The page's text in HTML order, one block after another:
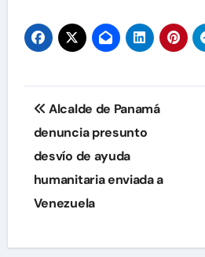
Navegación
de
entradas
Alcalde de Panamá
denuncia presunto
desvío de ayuda
humanitaria enviada a
Venezuela